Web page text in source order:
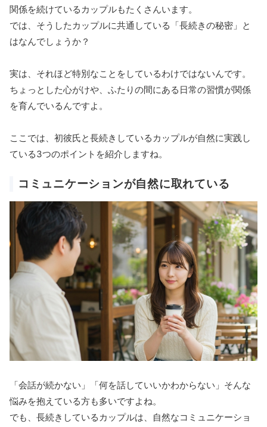
関係を続けているカップルもたくさんいます。
では、そうしたカップルに共通している「長続きの秘密」と
はなんでしょうか？
実は、それほど特別なことをしているわけではないんです。
ちょっとした心がけや、ふたりの間にある日常の習慣が関係
を育んでいるんですよ。
ここでは、初彼氏と長続きしているカップルが自然に実践し
ている3つのポイントを紹介しますね。
コミュニケーションが自然に取れている
「会話が続かない」「何を話していいかわからない」そんな
悩みを抱えている方も多いですよね。
でも、長続きしているカップルは、自然なコミュニケーショ